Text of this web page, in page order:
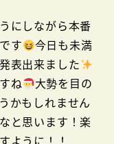
にしながら本番
す
今日も未満
表出来ました
ね
大勢を目の
かもしれません
と思います！楽
ように！！